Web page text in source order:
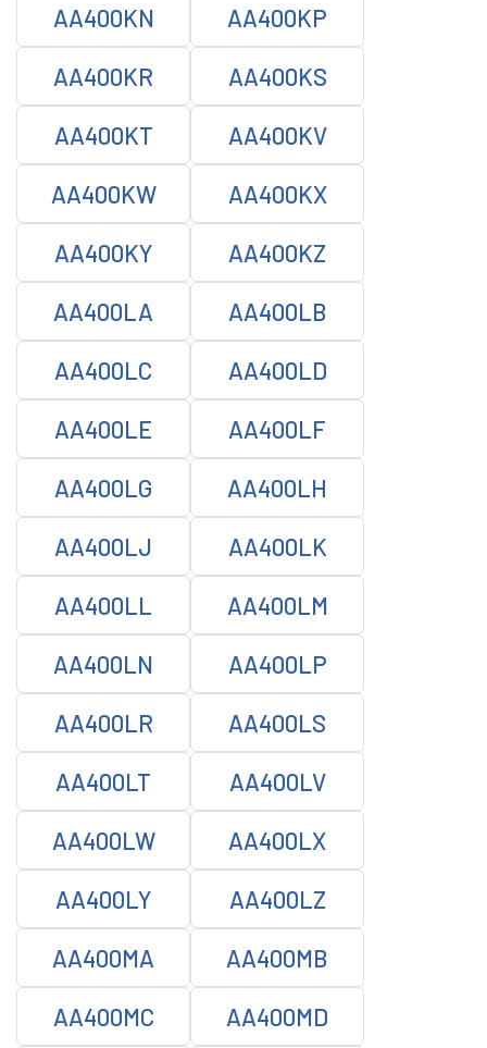
AA400KN AA400KP
AA400KR AA400KS
AA400KT AA400KV
AA400KW AA400KX
AA400KY AA400KZ
AA400LA AA400LB
AA400LC AA400LD
AA400LE AA400LF
AA400LG AA400LH
AA400LJ AA400LK
AA400LL AA400LM
AA400LN AA400LP
AA400LR AA400LS
AA400LT AA400LV
AA400LW AA400LX
AA400LY AA400LZ
AA400MA AA400MB
AA400MC AA400MD